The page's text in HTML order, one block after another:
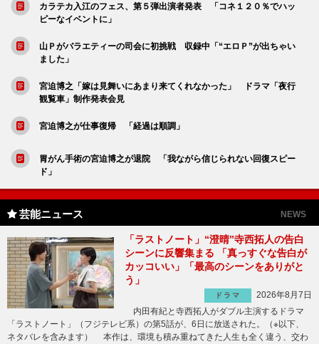
カラテカ入江のフェス、第５弾出演者発表 「コネ１２０％でハッ
ピーなイベントに」
山Ｐがバラエティーの司会に初挑戦 収録中「“エロＰ”が出ちゃい
ました」
宮迫博之「嫁は見舞いにあまり来てくれなかった」 ドラマ「夜行
観覧車」制作発表会見
宮迫博之が仕事復帰 「経過は順調」
胃がん手術の宮迫博之が退院 「我ながら信じられない回復スピー
ド」
芸能ニュース NEWS
「ラストノート」“澄晴”寺西拓人の告白
シーンに反響集まる 「真っすぐな告白が
カッコいい」「最高のシーンをありがと
う」
ドラマ
2026年8月7日
内田有紀と寺西拓人がダブル主演するドラマ
「ラストノート」（フジテレビ系）の第5話が、6日に放送された。（※以下、
ネタバレを含みます） 本作は、環境も積み重ねてきた人生も全く違う、交わ